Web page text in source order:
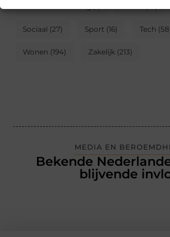
Sociaal (27) Sport (16) Tech
Wonen (194) Zakelijk (213)
MEDIA EN
Bekende
blijvende